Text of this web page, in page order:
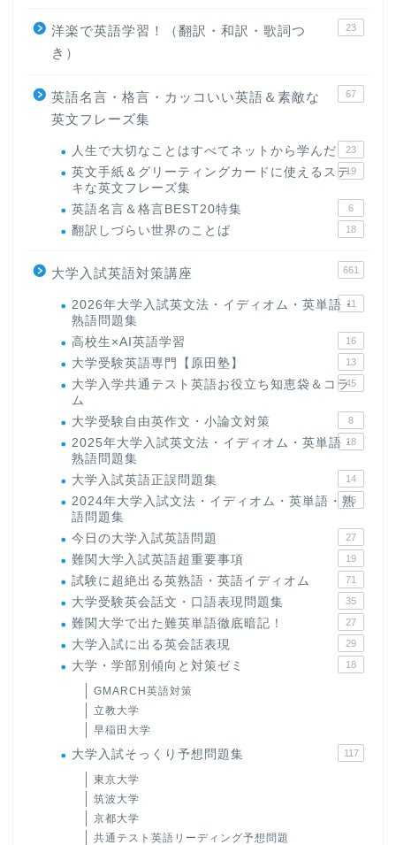
洋楽で英語学習！（翻訳・和訳・歌詞つ
き）
23
英語名言・格言・カッコいい英語＆素敵な
英文フレーズ集
67
人生で大切なことはすべてネットから学んだ 23
英文手紙＆グリーティングカードに使えるステ
キな英文フレーズ集
19
英語名言＆格言BEST20特集 6
翻訳しづらい世界のことば 18
大学入試英語対策講座 661
2026年大学入試英文法・イディオム・英単語・
熟語問題集
11
高校生×AI英語学習 16
大学受験英語専門【原田塾】 13
大学入学共通テスト英語お役立ち知恵袋＆コラ
ム
45
大学受験自由英作文・小論文対策 8
2025年大学入試英文法・イディオム・英単語・
熟語問題集
18
大学入試英語正誤問題集 14
2024年大学入試文法・イディオム・英単語・熟
語問題集
15
今日の大学入試英語問題 27
難関大学入試英語超重要事項 19
試験に超絶出る英熟語・英語イディオム 71
大学受験英会話文・口語表現問題集 35
難関大学で出た難英単語徹底暗記！ 27
大学入試に出る英会話表現 29
大学・学部別傾向と対策ゼミ 18
GMARCH英語対策
立教大学
早稲田大学
大学入試そっくり予想問題集 117
東京大学
筑波大学
京都大学
共通テスト英語リーディング予想問題